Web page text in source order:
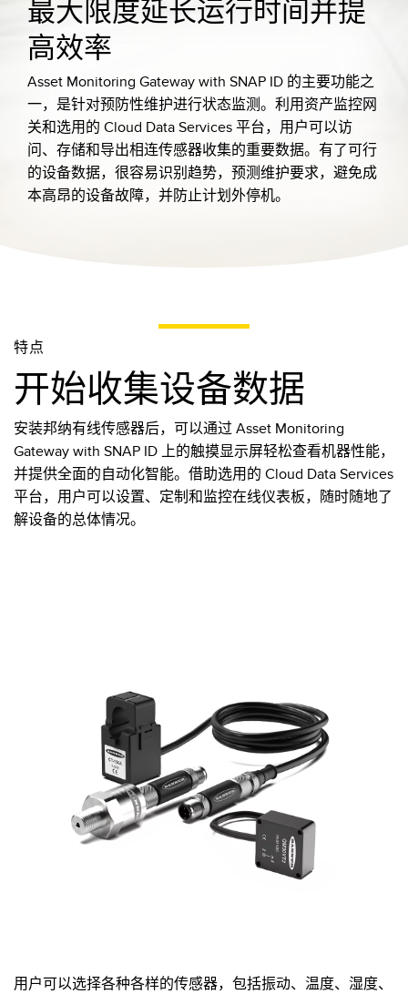
最大限度延长运行时间并提
高效率
Asset Monitoring Gateway with SNAP ID 的主要功能之
一，是针对预防性维护进行状态监测。利用资产监控网
关和选用的 Cloud Data Services 平台，用户可以访
问、存储和导出相连传感器收集的重要数据。有了可行
的设备数据，很容易识别趋势，预测维护要求，避免成
本高昂的设备故障，并防止计划外停机。
特点
开始收集设备数据
安装邦纳有线传感器后，可以通过 Asset Monitoring
Gateway with SNAP ID 上的触摸显示屏轻松查看机器性能，
并提供全面的自动化智能。借助选用的 Cloud Data Services
平台，用户可以设置、定制和监控在线仪表板，随时随地了
解设备的总体情况。
用户可以选择各种各样的传感器，包括振动、温度、湿度、